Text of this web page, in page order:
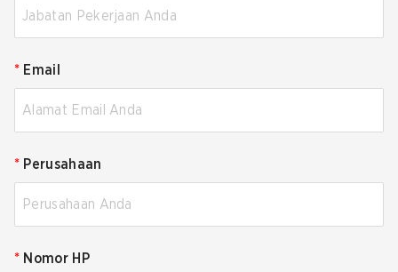
* Email
* Perusahaan
* Nomor HP